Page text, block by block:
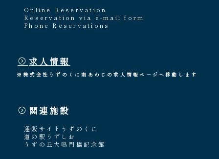
Online Reservation
Reservation via e-mail form
Phone Reservations
求人情報
※株式会社うずのくに南あわじの求人情報ページへ移動します
関連施設
通販サイトうずのくに
道の駅うずしお
うずの丘大鳴門橋記念館